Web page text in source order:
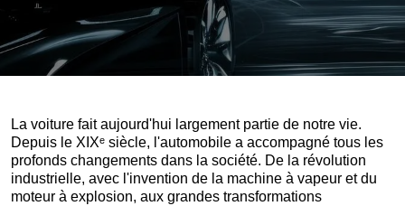
La voiture fait aujourd'hui largement partie de notre vie.
Depuis le XIXᵉ siècle, l'automobile a accompagné tous les
profonds changements dans la société. De la révolution
industrielle, avec l'invention de la machine à vapeur et du
moteur à explosion, aux grandes transformations